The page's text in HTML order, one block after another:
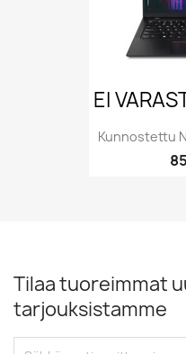
EI
Kunnostettu
Tilaa tuoreimmat
tarjouksistamme